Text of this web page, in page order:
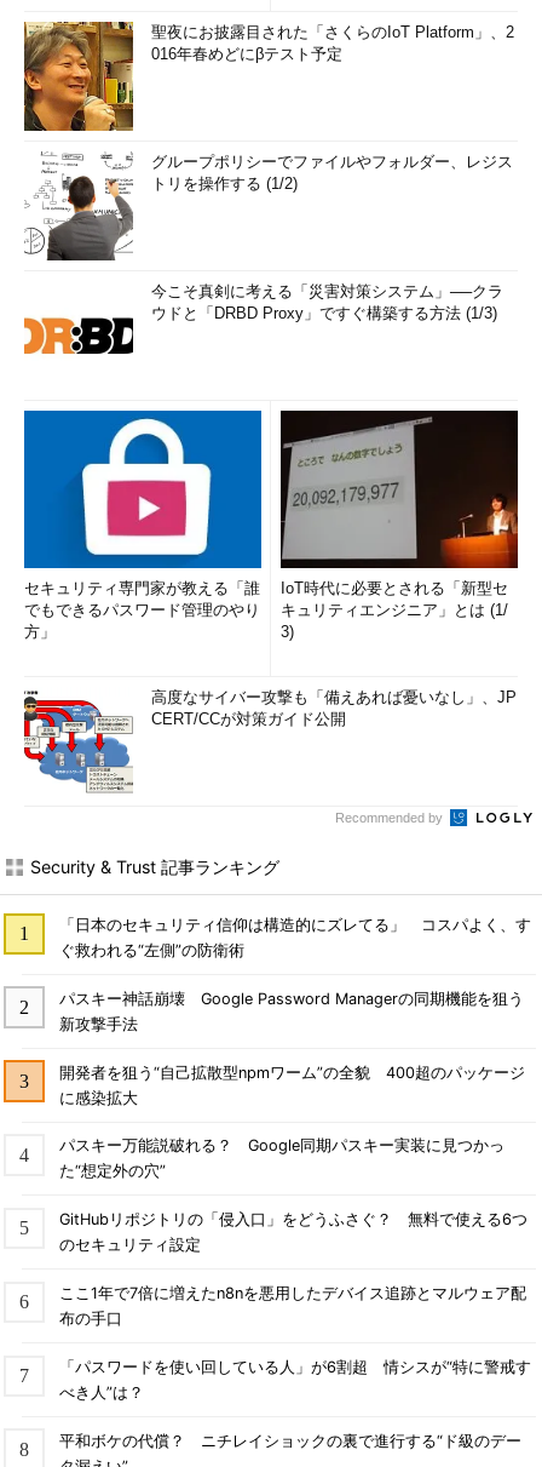
聖夜にお披露目された「さくらのIoT Platform」、2
016年春めどにβテスト予定
グループポリシーでファイルやフォルダー、レジス
トリを操作する (1/2)
今こそ真剣に考える「災害対策システム」──クラ
ウドと「DRBD Proxy」ですぐ構築する方法 (1/3)
セキュリティ専門家が教える「誰
でもできるパスワード管理のやり
方」
IoT時代に必要とされる「新型セ
キュリティエンジニア」とは (1/
3)
高度なサイバー攻撃も「備えあれば憂いなし」、JP
CERT/CCが対策ガイド公開
Recommended by
Security & Trust 記事ランキング
「日本のセキュリティ信仰は構造的にズレてる」 コスパよく、す
ぐ救われる“左側”の防衛術
パスキー神話崩壊 Google Password Managerの同期機能を狙う
新攻撃手法
開発者を狙う“自己拡散型npmワーム”の全貌 400超のパッケージ
に感染拡大
パスキー万能説破れる？ Google同期パスキー実装に見つかっ
た“想定外の穴”
GitHubリポジトリの「侵入口」をどうふさぐ？ 無料で使える6つ
のセキュリティ設定
ここ1年で7倍に増えたn8nを悪用したデバイス追跡とマルウェア配
布の手口
「パスワードを使い回している人」が6割超 情シスが“特に警戒す
べき人”は？
平和ボケの代償？ ニチレイショックの裏で進行する“ド級のデー